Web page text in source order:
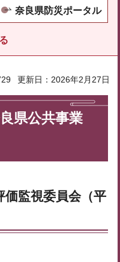
奈良県防災ポータル
更新日：2026年2月27日
県公共事業
価監視委員会（平